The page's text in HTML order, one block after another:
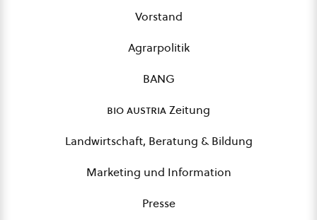
Vorstand
Agrarpolitik
BANG
bio austriaZeitung
Landwirtschaft, Beratung & Bildung
Marketing und Information
Presse